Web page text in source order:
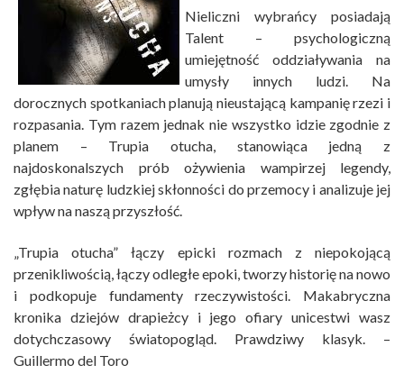
Nieliczni wybrańcy posiadają
Talent – psychologiczną
umiejętność oddziaływania na
umysły innych ludzi. Na
dorocznych spotkaniach planują nieustającą kampanię rzezi i
rozpasania. Tym razem jednak nie wszystko idzie zgodnie z
planem – Trupia otucha, stanowiąca jedną z
najdoskonalszych prób ożywienia wampirzej legendy,
zgłębia naturę ludzkiej skłonności do przemocy i analizuje jej
wpływ na naszą przyszłość.
„Trupia otucha” łączy epicki rozmach z niepokojącą
przenikliwością, łączy odległe epoki, tworzy historię na nowo
i podkopuje fundamenty rzeczywistości. Makabryczna
kronika dziejów drapieżcy i jego ofiary unicestwi wasz
dotychczasowy światopogląd. Prawdziwy klasyk. –
Guillermo del Toro